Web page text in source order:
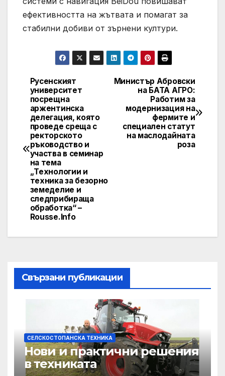
ефективността на жътвата и помагат за
стабилни добиви от зърнени култури.
Post
navigation
Министър Абровски
на БАТА АГРО:
Работим за
модернизация на
фермите и
специален статут
на маслодайната
роза
Русенският
университет
посрещна
аржентинска
делегация, която
проведе среща с
ректорското
ръководство и
участва в семинар
на тема
„Технологии и
техника за безорно
земеделие и
следприбираща
обработка“ –
Rousse.Info
Свързани публикации
СЕЛСКОСТОПАНСКА ТЕХНИКА
Нови и практични решения
в техниката